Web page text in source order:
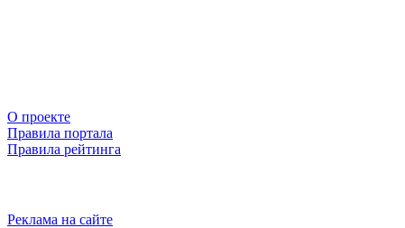
О проекте
Правила портала
Правила рейтинга
Реклама на сайте